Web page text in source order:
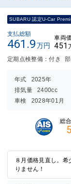
SUBARU 認定U-Car
支払総額
461.9万円
車両
451
定期点検整備：付き
年式 2025年
排気量
2400cc
車検
2028年01月
総
5
８月価格見直し。
りません！